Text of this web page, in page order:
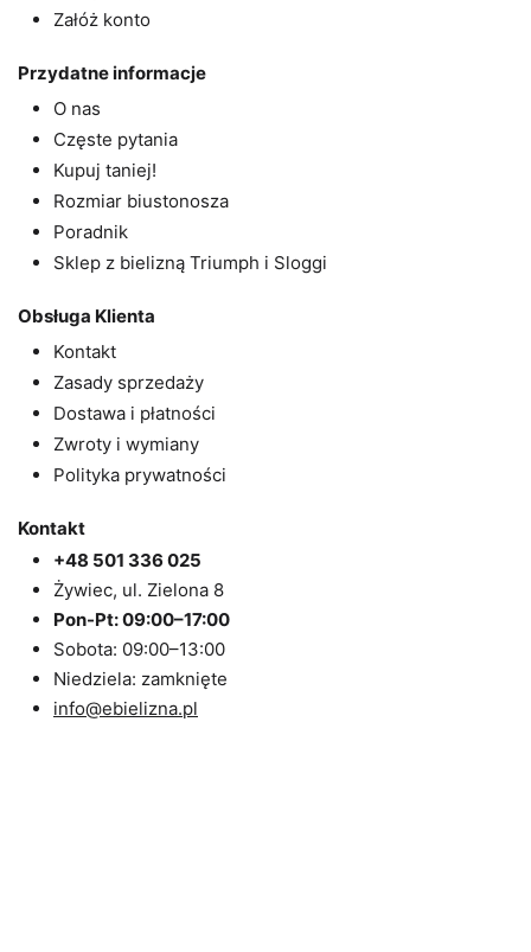
Załóż konto
Przydatne informacje
O nas
Częste pytania
Kupuj taniej!
Rozmiar biustonosza
Poradnik
Sklep z bielizną Triumph i Sloggi
Obsługa Klienta
Kontakt
Zasady sprzedaży
Dostawa i płatności
Zwroty i wymiany
Polityka prywatności
Kontakt
+48 501 336 025
Żywiec, ul. Zielona 8
Pon-Pt: 09:00–17:00
Sobota: 09:00–13:00
Niedziela: zamknięte
info@ebielizna.pl